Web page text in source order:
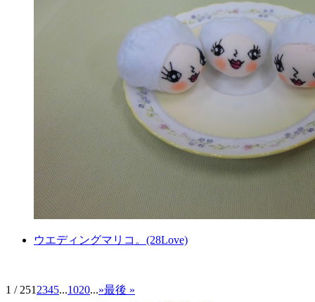
ウエディングマリコ。(28Love)
1 / 251 2345...1020...»最後 »